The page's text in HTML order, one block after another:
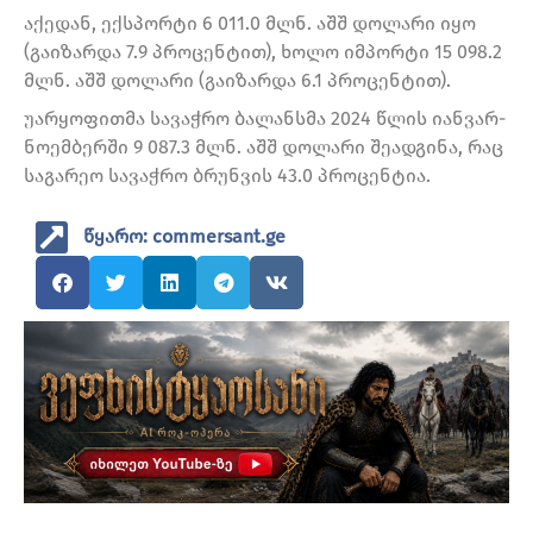
აქედან, ექსპორტი 6 011.0 მლნ. აშშ დოლარი იყო
(გაიზარდა 7.9 პროცენტით), ხოლო იმპორტი 15 098.2
მლნ. აშშ დოლარი (გაიზარდა 6.1 პროცენტით).
უარყოფითმა სავაჭრო ბალანსმა 2024 წლის იანვარ-
ნოემბერში 9 087.3 მლნ. აშშ დოლარი შეადგინა, რაც
საგარეო სავაჭრო ბრუნვის 43.0 პროცენტია.
წყარო: commersant.ge